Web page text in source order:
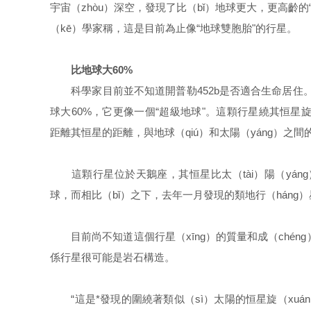
宇宙（zhòu）深空，發現了比（bǐ）地球更大，更高齡
（kē）學家稱，這是目前為止像“地球雙胞胎"的行星。
比地球大60%
科學家目前並不知道開普勒452b是否適合生命居住
球大60%，它更像一個“超級地球"。這顆行星繞其恒星
距離其恒星的距離，與地球（qiú）和太陽（yáng）之間
這顆行星位於天鵝座，其恒星比太（tài）陽（yáng
球，而相比（bǐ）之下，去年一月發現的類地行（háng
目前尚不知道這個行星（xīng）的質量和成（chéng
係行星很可能是岩石構造。
“這是*發現的圍繞著類似（sì）太陽的恒星旋（xuán